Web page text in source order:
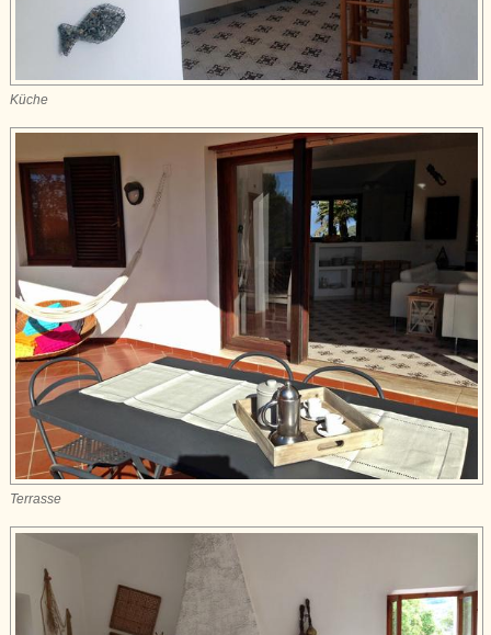
Küche
Terrasse